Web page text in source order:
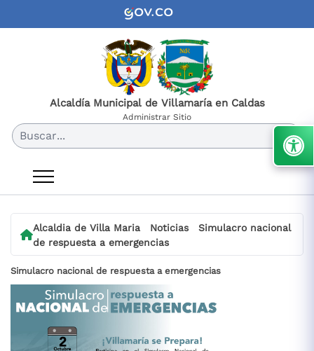
Alcaldía Municipal de Villamaría en Caldas
Administrar Sitio
Buscar...
Alcaldia de Villa Maria Noticias
Simulacro nacional
de respuesta a emergencias
Simulacro nacional de respuesta a emergencias